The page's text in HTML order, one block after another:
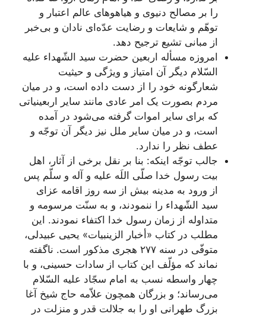
را بر مصالح دنیوی و هیاهوهای عالم اعتبار و
توهّم و شایعات و رضایت عدّه‌ای نادان و بی‌خبر
از مبانی تشیع ترجیح دهد.
امروزه مسأله اربعین حضرت سید الشّهداء علیه
السّلام دیگر آن امتیاز و ویژگی و حیثیت
شعارگونه خود را از دست داده است، و در میان
مردم بصورت یک امر عادی مانند سایر اربعینیاتی
که برای سایر اموات گرفته می‌شود در آمده
است، و در میان سایر ملل نیز دیگر آن توجّه و
عطف نظر را ندارد.
جالب توجّه اینکه: بنا بر نقل برخی از آثار، اهل
بیت رسول خدا صلّی اللَه علیه و آله و سلّم پس
از ورود به مدینه بیش از سه روز اقامه عزای
سید الشّهداء را ننمودند، و به سنّت مرسومه و
متداوله از زمان رسول خدا اکتفاء نمودند. این
مطلب در کتاب «أخبار الزینبیات» یحیی عبیدلی،‌
متوفّی در سنه ٢٧٧ هجری مذکور است. ناگفته
نماند که مؤلّف این کتاب از سادات حسینی، و با
چهار واسطه نسب به امام سجّاد علیه السّلام
می‌رساند؛ و بزرگان همچون علاّمه حاج شیخ آغا
بزرگ طهرانی او را به جلالت قدر و منزلت در